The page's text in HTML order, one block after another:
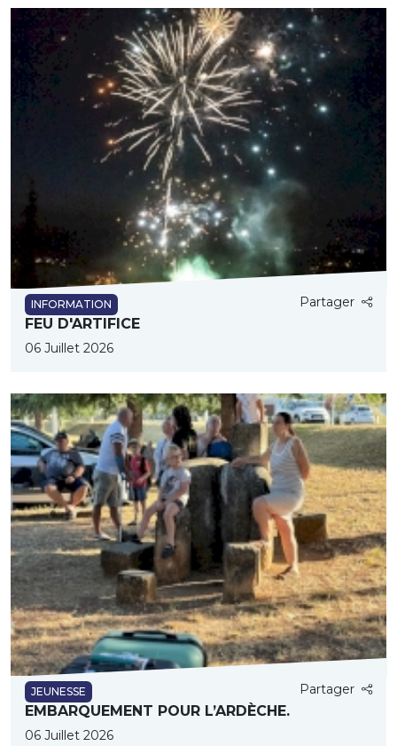
INFORMATION Partager
FEU D'ARTIFICE
06 Juillet 2026
JEUNESSE Partager
EMBARQUEMENT POUR L’ARDÈCHE.
06 Juillet 2026